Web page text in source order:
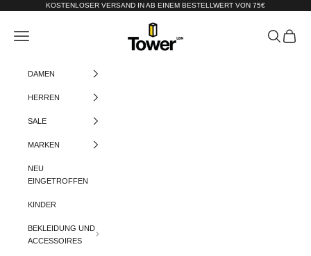
Zum Inhalt springenKOSTENLOSER VERSAND IN AB EINEM BESTELLWERT VON 75€
Tower-London.De
Menü Suchen
DAMEN
HERREN
SALE
MARKEN
NEU
EINGETROFFEN
KINDER
BEKLEIDUNG UND
ACCESSOIRES